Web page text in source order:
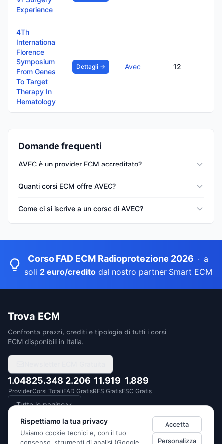
Experience
4Th
International
Florence
Symposium
From Genes
To Target
Therapy In
Hematology
Dettagli → Avec 12
Domande frequenti
AVEC è un provider ECM accreditato?
Quanti corsi ECM offre AVEC?
Come ci si iscrive a un corso di AVEC?
Corso FAD ECM Radioprotezione 2026 · a
soli 2 euro/creditodal nostro partner Smart ECM
Trova ECM
Confronta prezzi, crediti e tipologie di tutti i corsi
ECM disponibili in Italia.
1.048
Provider
25.348
Corsi Totali
2.206
FAD Gratis
11.919
RES Gratis
1.889
FSC Gratis
Tutte le pagine
Rispettiamo la tua privacy
Usiamo cookie tecnici e, con il tuo
consenso, strumenti di analisi (Google
Accetta
Personalizza